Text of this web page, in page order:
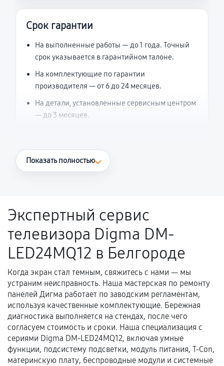
Срок гарантии
На выполненные работы — до 1 года. Точный
срок указывается в гарантийном талоне.
На комплектующие по гарантии
производителя — от 6 до 24 месяцев.
На детали, установленные сервисным центром
— до 3 месяцев.
Что считается гарантийным случаем
Поломка установленной детали при
нормальной эксплуатации в течение
гарантийного срока.
Несоответствие комплектующей заявленным
техническим характеристикам.
Документы для подтверждения
гарантии
Гарантийный талон.
Акт выполненных работ с датой, перечнем
Показать полностью
Экспертный сервис
телевизора Digma DM-
LED24MQ12 в Белгороде
Когда экран стал темным, свяжитесь с нами — мы
устраним неисправность. Наша мастерская по ремонту
панелей Дигма работает по заводским регламентам,
используя качественные комплектующие. Бережная
диагностика выполняется на стендах, после чего
согласуем стоимость и сроки. Наша специализация с
сериями Digma DM-LED24MQ12, включая умные
функции, подсистему подсветки, модуль питания, T-Con,
материнскую плату, беспроводные модули и системные